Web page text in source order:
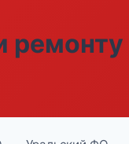
ремонту